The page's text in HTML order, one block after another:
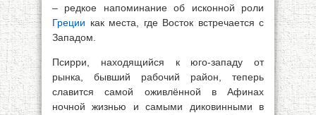
– редкое напоминание об исконной роли
Греции как места, где Восток встречается с
Западом.
Псирри, находящийся к юго-западу от
рынка, бывший рабочий район, теперь
славится самой оживлённой в Афинах
ночной жизнью и самыми диковинными в